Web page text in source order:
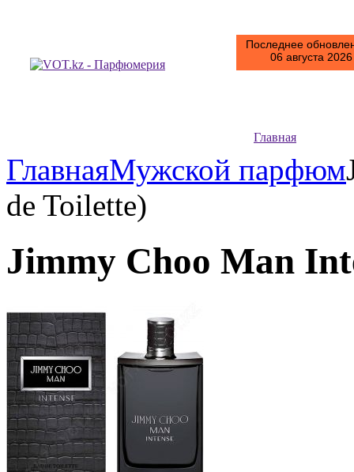
Последнее
06 августа
Главная
ГлавнаяМужской парфюм
de Toilette)
Jimmy Choo Man